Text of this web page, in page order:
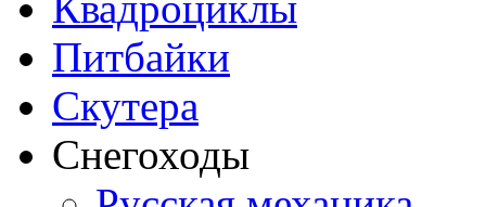
Питбайки
Скутера
Снегоходы